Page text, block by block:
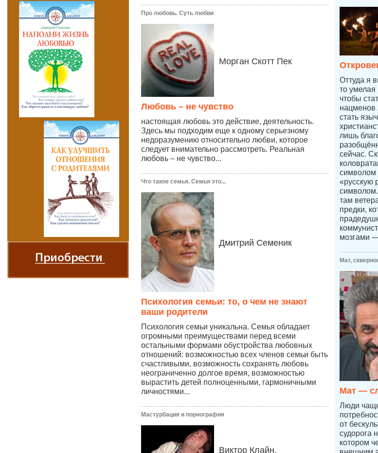
Про любовь. Суть любви
Морган Скотт Пек
Любовь – не чувство
настоящая любовь это действие, деятельность.
Здесь мы подходим еще к одному серьезному
недоразумению относительно любви, которое
следует внимательно рассмотреть. Реальная
любовь – не чувство...
Что такое семья. Семья это...
Дмитрий Семеник
Психология семьи: то, о чем не знают
ваши родители
Психология семьи уникальна. Семья обладает
огромными преимуществами перед всеми
остальными формами обустройства любовных
отношений: возможностью всех членов семьи быть
счастливыми, возможность сохранять любовь
неограниченно долгое время, возможностью
вырастить детей полноценными, гармоничными
личностями...
Мастурбация и порнография
Виктор Клайн,
Оттуда я
то умелая
чтобы
нацменов
стать
лишь
сейчас.
символом
«русскую
символом.
там
предки,
мозгами
Мат,
Мат —
Люди чаще
от
судорога
котором